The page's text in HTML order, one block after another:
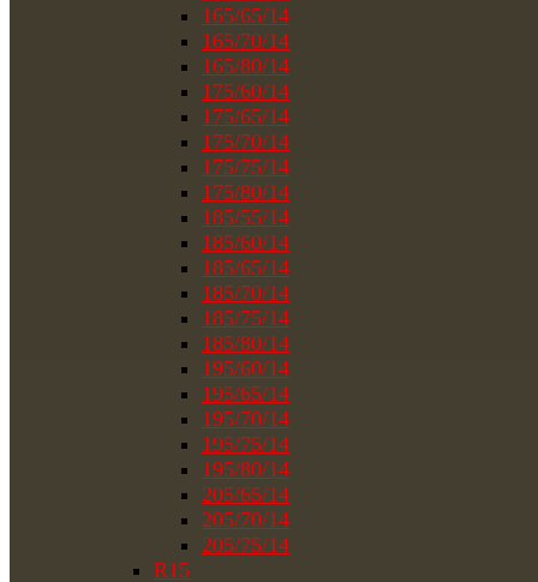
165/65/14
165/70/14
165/80/14
175/60/14
175/65/14
175/70/14
175/75/14
175/80/14
185/55/14
185/60/14
185/65/14
185/70/14
185/75/14
185/80/14
195/60/14
195/65/14
195/70/14
195/75/14
195/80/14
205/65/14
205/70/14
205/75/14
R15